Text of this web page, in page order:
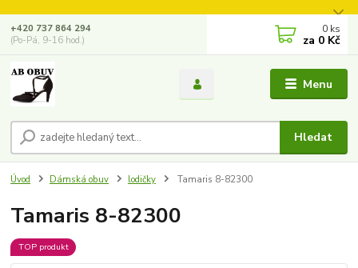
Menu
Hledat
+420 737 864 294
(Po-Pá, 9-16 hod.)
0 ks
za 0 Kč
Úvod Dámská obuv lodičky Tamaris 8-82300
Tamaris 8-82300
TOP produkt